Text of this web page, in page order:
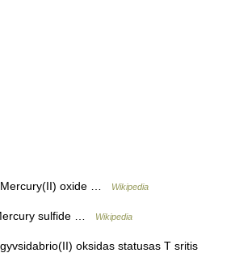
oxide … Wikipedia
sulfide … Wikipedia
oksidas statusas T sritis